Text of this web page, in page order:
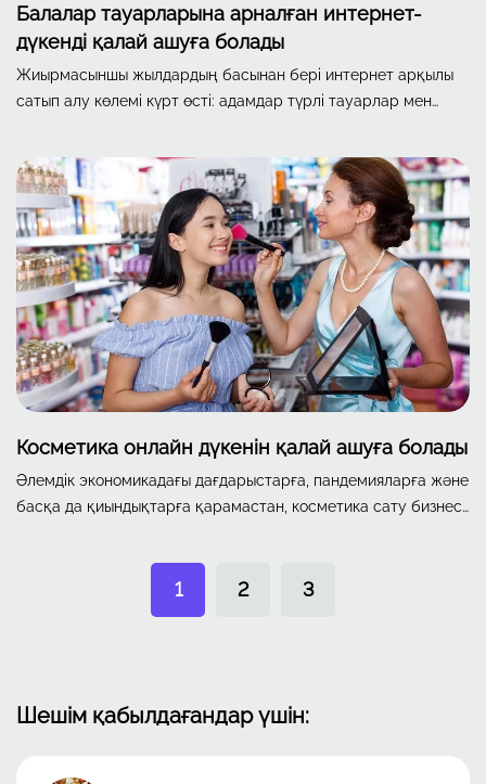
Балалар тауарларына арналған интернет-
дүкенді қалай ашуға болады
Жиырмасыншы жылдардың басынан бері интернет арқылы
сатып алу көлемі күрт өсті: адамдар түрлі тауарлар мен
карантин режимінде үйде отырып, барлық қажеттіліктерін
қашықтан сатып алуға мәжбүр болды.
Косметика онлайн дүкенін қалай ашуға болады
Әлемдік экономикадағы дағдарыстарға, пандемияларға және
басқа да қиындықтарға қарамастан, косметика сату бизнесі
жоғалтпайды. Неліктен бұлай?
1 2 3
Шешім қабылдағандар үшін: